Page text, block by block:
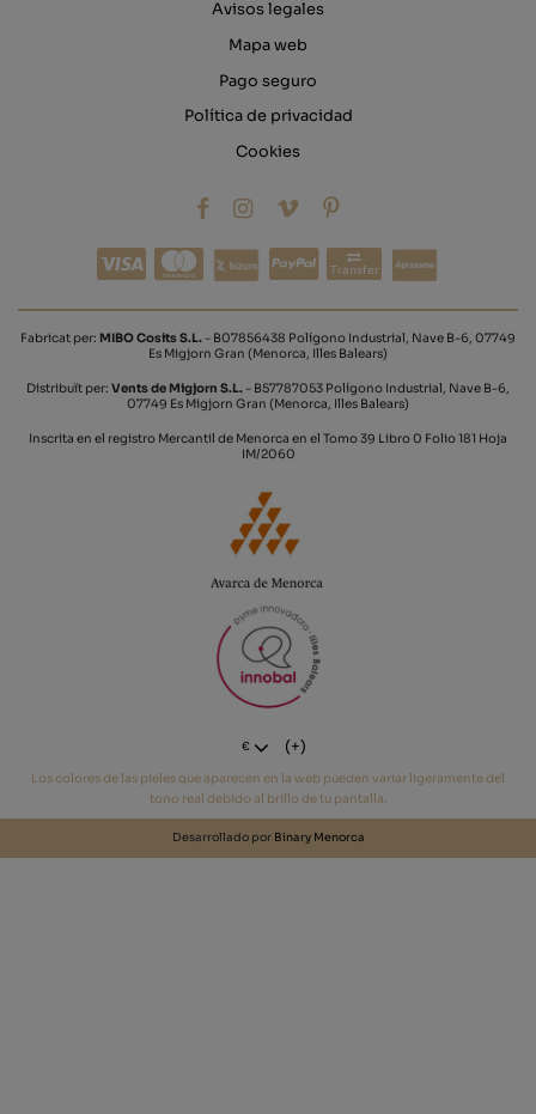
Avisos legales
Mapa web
Pago seguro
Política de privacidad
Cookies
Transfer
Fabricat per: MIBO Cosits S.L. - B07856438 Polígono Industrial, Nave B-6, 07749
Es Migjorn Gran (Menorca, Illes Balears)
Distribuït per: Vents de Migjorn S.L. - B57787053 Polígono Industrial, Nave B-6,
07749 Es Migjorn Gran (Menorca, Illes Balears)
Inscrita en el registro Mercantil de Menorca en el Tomo 39 Libro 0 Folio 181 Hoja
IM/2060
€ (+)
Los colores de las pieles que aparecen en la web pueden variar ligeramente del
tono real debido al brillo de tu pantalla.
Desarrollado por Binary Menorca